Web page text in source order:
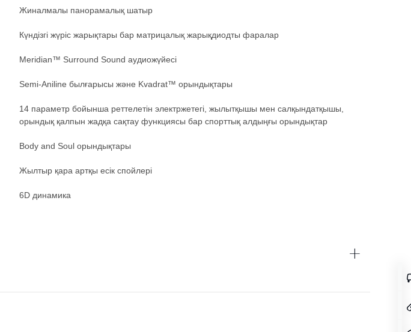
Жиналмалы панорамалық шатыр
Күндізгі жүріс жарықтары бар матрицалық жарықдиодты фаралар
Meridian™ Surround Sound аудиожүйесі
Semi-Aniline былғарысы және Kvadrat™ орындықтары
14 параметр бойынша реттелетін электржетегі, жылытқышы мен салқындатқышы,
орындық қалпын жадқа сақтау функциясы бар спорттық алдыңғы орындықтар
Body and Soul орындықтары
Жылтыр қара артқы есік спойлері
6D динамика